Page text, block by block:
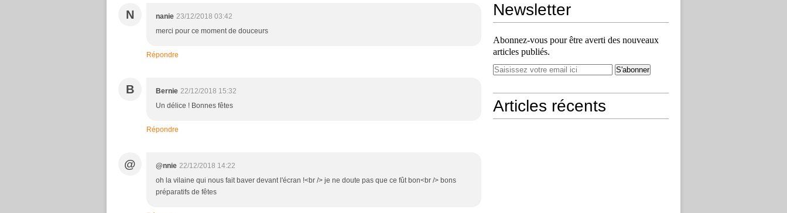
N nanie 23/12/2018 03:42
merci pour ce moment de douceurs
Répondre
B Bernie 22/12/2018 15:32
Un délice ! Bonnes fêtes
Répondre
@ @nnie 22/12/2018 14:22
oh la vilaine qui nous fait baver devant l'écran !<br /> je ne doute pas que ce fût bon<br /> bons
préparatifs de fêtes
Newsletter
Abonnez-vous pour être averti des nouveaux
articles publiés.
Articles récents